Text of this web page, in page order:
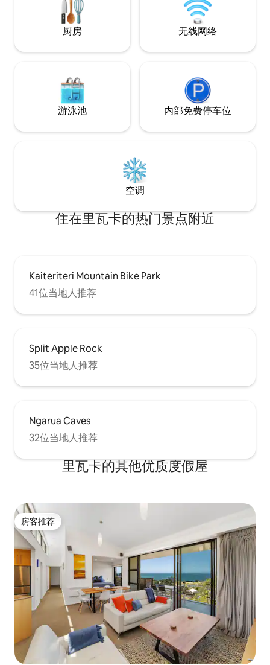
厨房 无线网络
游泳池 内部免费停车位
空调
住在里瓦卡的热门景点附近
Kaiteriteri Mountain Bike Park
41位当地人推荐
Split Apple Rock
35位当地人推荐
Ngarua Caves
32位当地人推荐
里瓦卡的其他优质度假屋
房客推荐
房客推荐